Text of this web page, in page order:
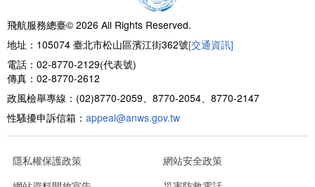
飛航服務總臺© 2026 All Rights Reserved.
地址：105074 臺北市松山區濱江街362號[交通資訊]
電話：02-8770-2129(代表號)
傳真：02-8770-2612
政風檢舉專線：(02)8770-2059、8770-2054、8770-2147
性騷擾申訴信箱： appeal@anws.gov.tw
隱私權保護政策
網站安全政策